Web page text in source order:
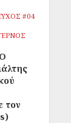
#04
τον